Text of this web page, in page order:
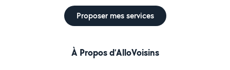
Proposer mes services
À Propos d’AlloVoisins